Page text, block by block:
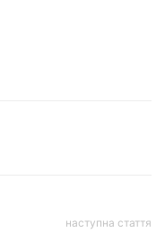
наступна стаття